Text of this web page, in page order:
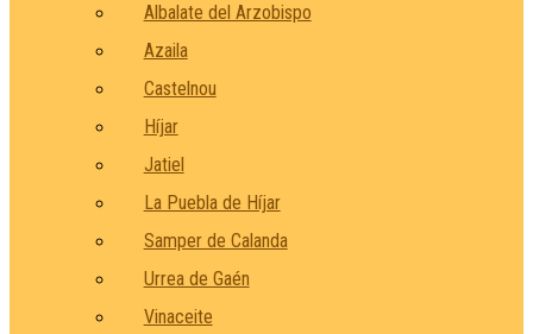
Albalate del Arzobispo
Azaila
Castelnou
Híjar
Jatiel
La Puebla de Híjar
Samper de Calanda
Urrea de Gaén
Vinaceite